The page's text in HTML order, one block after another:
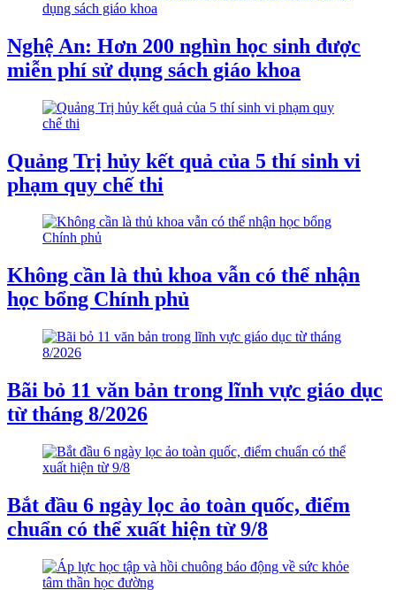
Nghệ An: Hơn 200 nghìn học sinh được
miễn phí sử dụng sách giáo khoa
Quảng Trị hủy kết quả của 5 thí sinh vi
phạm quy chế thi
Không cần là thủ khoa vẫn có thể nhận
học bổng Chính phủ
Bãi bỏ 11 văn bản trong lĩnh vực giáo dục
từ tháng 8/2026
Bắt đầu 6 ngày lọc ảo toàn quốc, điểm
chuẩn có thể xuất hiện từ 9/8